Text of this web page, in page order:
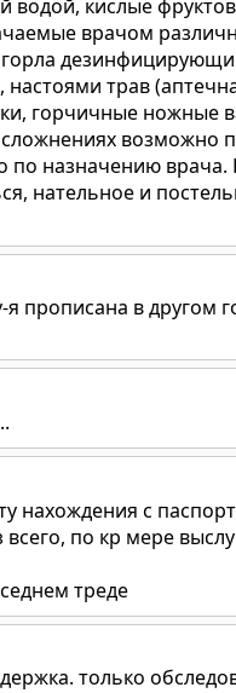
водой, кислые
врачом
горла
трав
горчичные ножные
возможно
по назначению
нательное и
я прописана в другом
нахождения с
по кр мере
треде
только